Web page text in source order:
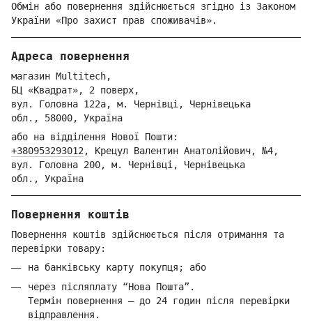
Обмін або повернення здійснюється згідно із Законом
України «Про захист прав споживачів».
Адреса повернення
магазин Multitech,
БЦ «Квадрат», 2 поверх,
вул. Головна 122а, м. Чернівці, Чернівецька
обл., 58000, Україна
або на відділення Нової Пошти:
+380953293012 , Крецул Валентин Анатолійович, №4,
вул. Головна 200, м. Чернівці, Чернівецька
обл., Україна
Повернення коштів
Повернення коштів здійснюється після отримання та
перевірки товару:
на банківську карту покупця; або
через післяплату “Нова Пошта”.
Термін повернення — до 24 годин після перевірки
відправлення.